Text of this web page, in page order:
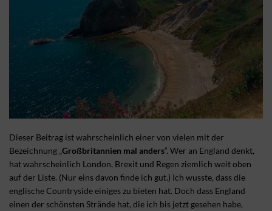
Dieser Beitrag ist wahrscheinlich einer von vielen mit der
Bezeichnung „Großbritannien mal anders“. Wer an England denkt,
hat wahrscheinlich London, Brexit und Regen ziemlich weit oben
auf der Liste. (Nur eins davon finde ich gut.) Ich wusste, dass die
englische Countryside einiges zu bieten hat. Doch dass England
einen der schönsten Strände hat, die ich bis jetzt gesehen habe,